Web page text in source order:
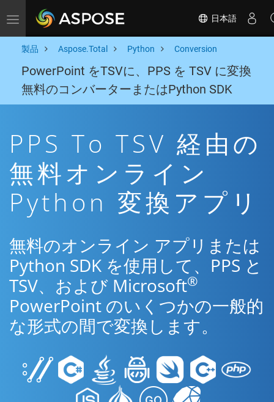
Toggle navigation 日本語
製品 Aspose.Total Python Conversion
PowerPoint をTSVに、PPS を TSV に変換
無料のコンバーターまたはPython SDK
PPS To TSV 経由の
無料オンライン
Python 変換アプリ
無料のオンライン アプリまたは
Python SDK を使用して、PPS と
TSV、および Microsoft®
PowerPoint のいくつかの一般的
な形式の間で変換します。